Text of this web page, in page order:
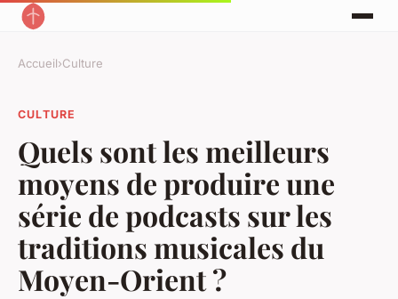
Accueil›Culture
CULTURE
Quels sont les meilleurs
moyens de produire une
série de podcasts sur les
traditions musicales du
Moyen-Orient ?